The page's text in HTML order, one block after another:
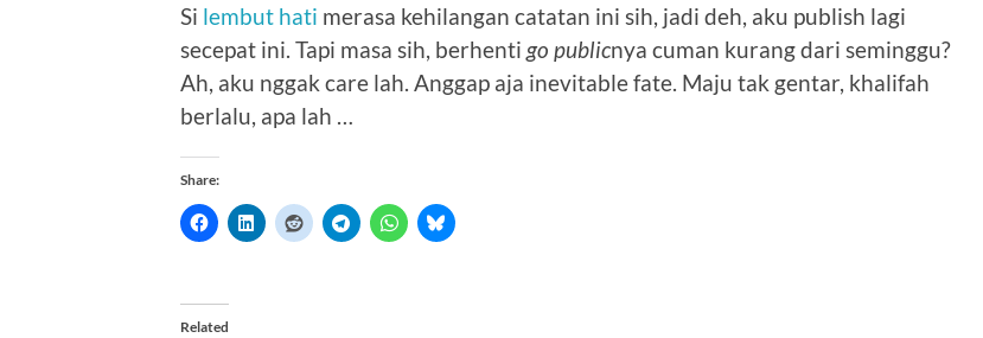
Si lembut hati merasa kehilangan catatan ini sih, jadi deh, aku publish lagi
secepat ini. Tapi masa sih, berhenti go publicnya cuman kurang dari seminggu?
Ah, aku nggak care lah. Anggap aja inevitable fate. Maju tak gentar, khalifah
berlalu, apa lah …
Share:
Related